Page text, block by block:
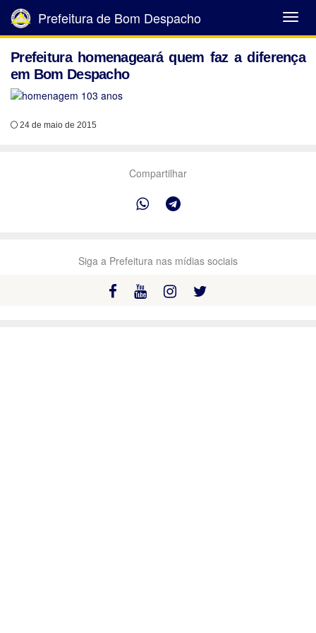
Abrir
Menu
Prefeitura de Bom Despacho
Prefeitura homenageará quem faz a diferença
em Bom Despacho
24 de maio de 2015
Compartilhar
Siga a Prefeitura nas mídias sociais